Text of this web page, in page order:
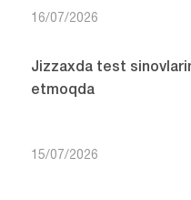
16/07/2026
Jizzaxda test
etmoqda
15/07/2026